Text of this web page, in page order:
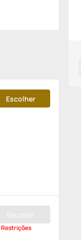
Escolher
Escolher
Restrições